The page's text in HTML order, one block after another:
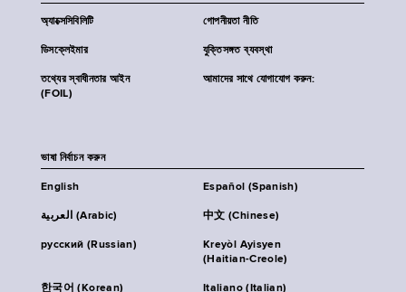
অ্যাক্সেসিবিলিটি গোপনীয়তা নীতি
ডিসক্লেইমার যুক্তিসঙ্গত ব্যবস্থা
তথ্যের স্বাধীনতার আইন
(FOIL)
আমাদের সাথে যোগাযোগ করুন:
ভাষা নির্বাচন করুন
English Español (Spanish)
العربية (Arabic) 中文 (Chinese)
русский (Russian)
Kreyòl Ayisyen
(Haitian-Creole)
한국어 (Korean) Italiano (Italian)